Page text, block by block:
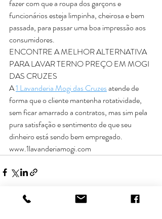
fazer com que a roupa dos garçons e
funcionários esteja limpinha, cheirosa e bem
passada, para passar uma boa impressão aos
consumidores.
ENCONTRE A MELHOR ALTERNATIVA
PARA LAVAR TERNO PREÇO EM MOGI
DAS CRUZES
A 1 Lavanderia Mogi das Cruzes atende de
forma que o cliente mantenha rotatividade,
sem ficar amarrado a contratos, mas sim pela
pura satisfação e sentimento de que seu
dinheiro está sendo bem empregado.
www.1lavanderiamogi.com